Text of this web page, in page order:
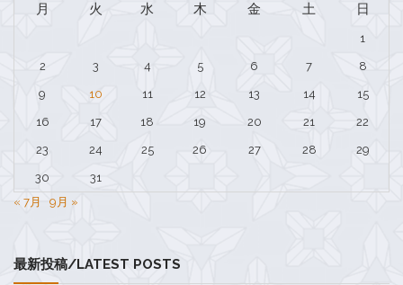
月 火 水 木 金 土 日
1
2 3 4 5 6 7 8
9 10 11 12 13 14 15
16 17 18 19 20 21 22
23 24 25 26 27 28 29
30
31
« 7月
9月 »
最新投稿/LATEST POSTS